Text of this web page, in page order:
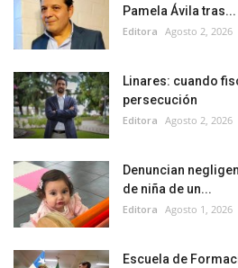
Pamela Ávila tras...
Editora Agosto 2, 2026
Linares: cuando
persecución
Editora Agosto 2, 2026
Denuncian
de niña de un...
Editora Agosto 1, 2026
Escuela de